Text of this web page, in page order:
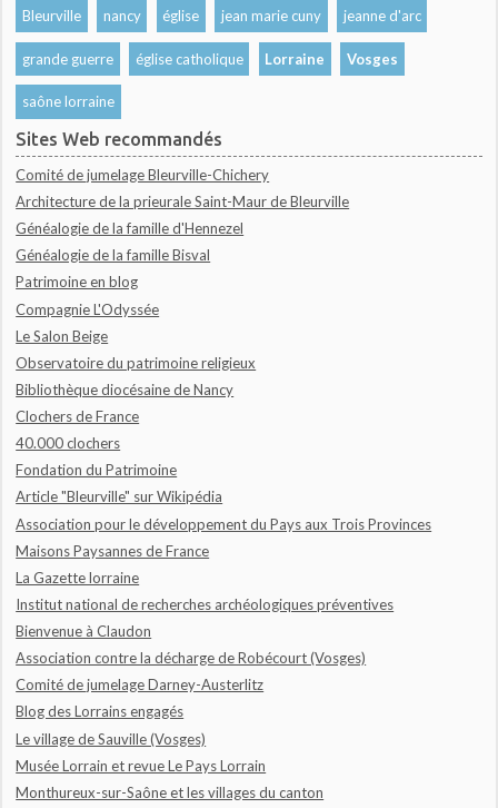
Bleurville nancy église jean marie cuny jeanne d'arc
grande guerre église catholique Lorraine Vosges
saône lorraine
Sites Web recommandés
Comité de jumelage Bleurville-Chichery
Architecture de la prieurale Saint-Maur de Bleurville
Généalogie de la famille d'Hennezel
Généalogie de la famille Bisval
Patrimoine en blog
Compagnie L'Odyssée
Le Salon Beige
Observatoire du patrimoine religieux
Bibliothèque diocésaine de Nancy
Clochers de France
40.000 clochers
Fondation du Patrimoine
Article "Bleurville" sur Wikipédia
Association pour le développement du Pays aux Trois Provinces
Maisons Paysannes de France
La Gazette lorraine
Institut national de recherches archéologiques préventives
Bienvenue à Claudon
Association contre la décharge de Robécourt (Vosges)
Comité de jumelage Darney-Austerlitz
Blog des Lorrains engagés
Le village de Sauville (Vosges)
Musée Lorrain et revue Le Pays Lorrain
Monthureux-sur-Saône et les villages du canton